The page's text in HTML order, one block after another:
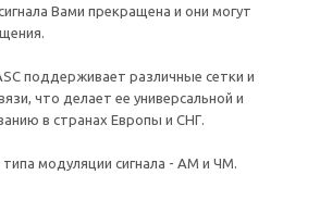
Вами прекращена и они могут
поддерживает различные сетки и
что делает ее универсальной и
в странах Европы и СНГ.
модуляции сигнала - АМ и ЧМ.